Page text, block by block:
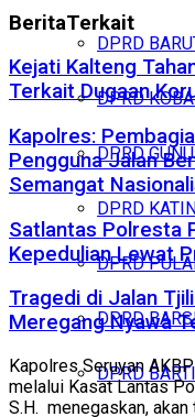
DPRD
DPRD
DPRD
DPRD
DPRD
DPRD
DPRD
BeritaTerkait
Kejati Kalteng
Terkait Dugaan
Kapolres:
Pengguna Jalan
Semangat
Satlantas Polresta
Kepedulian Lewat
Tragedi di Jalan
Meregang Nyawa
Kapolres Seruyan
melalui Kasat Lantas
S.H. menegaskan,